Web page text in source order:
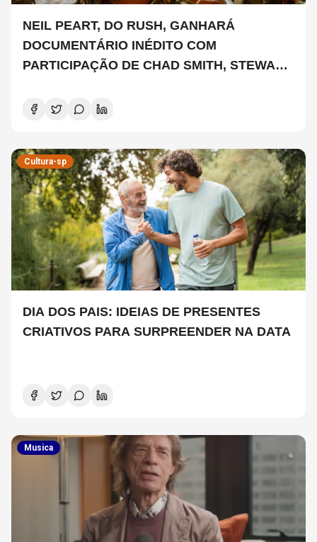
NEIL PEART, DO RUSH, GANHARÁ
DOCUMENTÁRIO INÉDITO COM
PARTICIPAÇÃO DE CHAD SMITH, STEWART
Cultura-sp
DIA DOS PAIS: IDEIAS DE PRESENTES
CRIATIVOS PARA SURPREENDER NA DATA
Musica